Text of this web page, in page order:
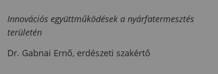
Innovációs együttműködések a nyárfatermesztés
területén
Dr. Gabnai Ernő, erdészeti szakértő